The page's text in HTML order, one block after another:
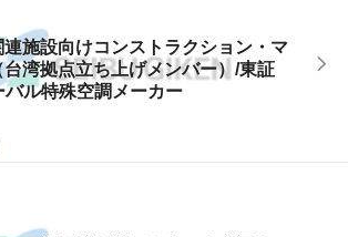
連施設向けコンストラクション・マ
湾拠点立ち上げメンバー）/東証
ル特殊空調メーカー